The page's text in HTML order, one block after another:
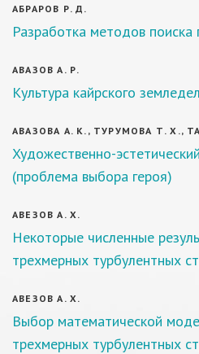
АБРАРОВ Р. Д.
Разработка методов поиска
АВАЗОВ А. Р.
Культура кайрского
АВАЗОВА А. К., ТУРУМОВА Т. Х.,
Художественно-
(проблема выбора героя)
АВЕЗОВ А. Х.
Некоторые численные
трехмерных турбулентных
АВЕЗОВ А. Х.
Выбор математической
трехмерных турбулентных